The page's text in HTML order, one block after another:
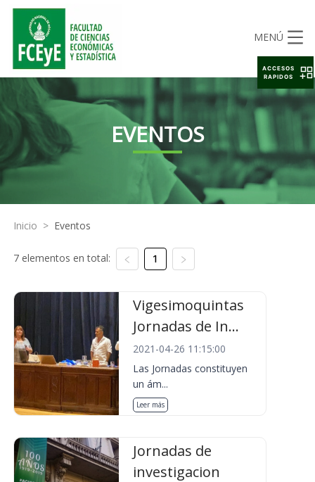
MENÚ
EVENTOS
Inicio > Eventos
7 elementos en total: 1
Vigesimoquintas
Jornadas de In...
2021-04-26 11:15:00
Las Jornadas constituyen
un ám...
Leer más
Jornadas de
investigacion
ACCESOS
RAPIDOS